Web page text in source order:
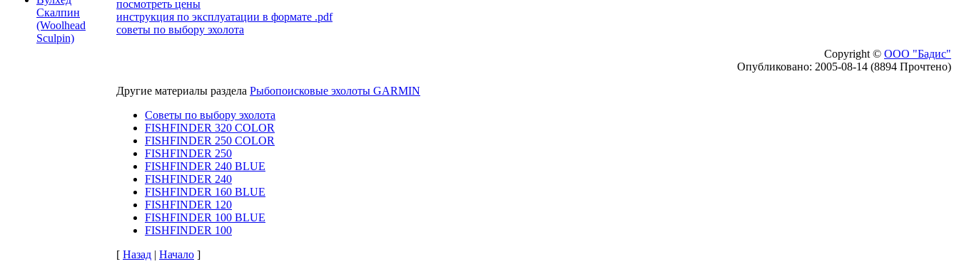
Скалпин
(Woolhead
Sculpin)
посмотреть цены
инструкция по эксплуатации в формате .pdf
советы по выбору эхолота
Copyright © ООО "Бадис"
Опубликовано: 2005-08-14 (8894 Прочтено)
Другие материалы раздела Рыбопоисковые эхолоты GARMIN
Советы по выбору эхолота
FISHFINDER 320 COLOR
FISHFINDER 250 COLOR
FISHFINDER 250
FISHFINDER 240 BLUE
FISHFINDER 240
FISHFINDER 160 BLUE
FISHFINDER 120
FISHFINDER 100 BLUE
FISHFINDER 100
[ Назад | Начало ]